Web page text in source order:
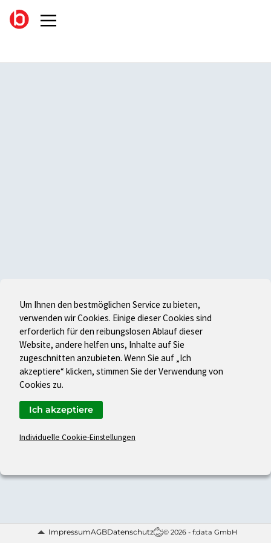
ImpressumAGBDatenschutz © 2026 - f:data GmbH
Um Ihnen den bestmöglichen Service zu bieten,
verwenden wir Cookies. Einige dieser Cookies sind
erforderlich für den reibungslosen Ablauf dieser
Website, andere helfen uns, Inhalte auf Sie
zugeschnitten anzubieten. Wenn Sie auf „Ich
akzeptiere“ klicken, stimmen Sie der Verwendung von
Cookies zu.
Individuelle Cookie-Einstellungen
Ich akzeptiere